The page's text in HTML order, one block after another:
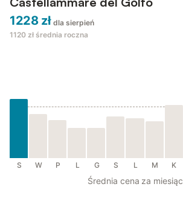
1228 zł dla sierpień
1120 zł średnia roczna
S W P L G S L M K
Średnia cena za miesiąc